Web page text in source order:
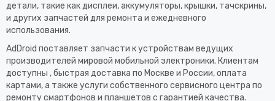
детали, такие как дисплеи, аккумуляторы, крышки, тачскрины,
и других запчастей для ремонта и ежедневного
использования.​
AdDroid поставляет запчасти к устройствам ведущих
производителей мировой мобильной электроники. Клиентам
доступны , быстрая доставка по Москве и России, оплата
картами, а также услуги собственного сервисного центра по
ремонту смартфонов и планшетов с гарантией качества.